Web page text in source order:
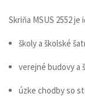
Skriňa MSUS 2552 je
školy a školské
verejné budovy a
úzke chodby so